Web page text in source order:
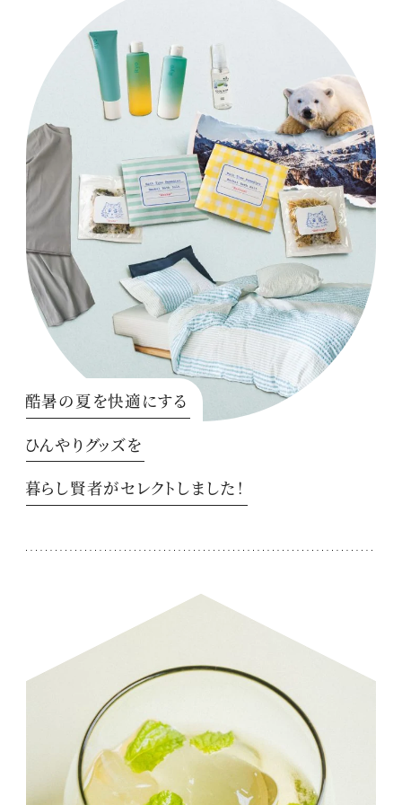
酷暑の夏を快適にする
ひんやりグッズを
暮らし賢者がセレクトしました！